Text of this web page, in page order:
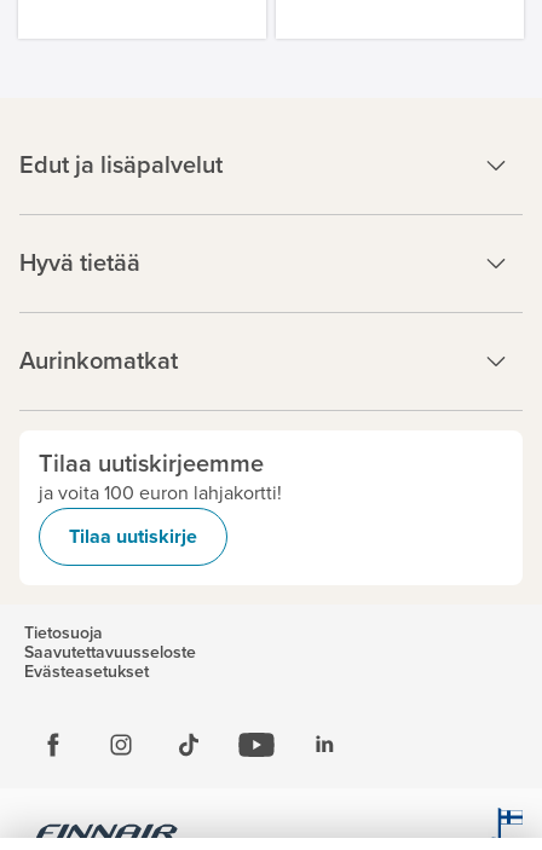
Edut ja lisäpalvelut
Hyvä tietää
Aurinkomatkat
Tilaa uutiskirjeemme
ja voita 100 euron lahjakortti!
Tilaa uutiskirje
Tietosuoja
Saavutettavuusseloste
Evästeasetukset